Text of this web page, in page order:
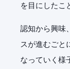
を目にしたこ
認知から興味
スが進むごと
なっていく様